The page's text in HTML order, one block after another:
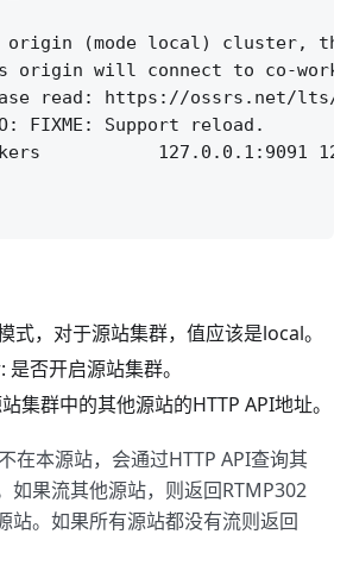
origin (mode local) cluster,
origin will connect to co-
read: https://ossrs.net/lts/
FIXME: Support reload.
127.0.0.1:9091
式，对于源站集群，值应该是local。
否开启源站集群。
集群中的其他源站的HTTP API地址。
在本源站，会通过HTTP API查询其
如果流其他源站，则返回RTMP302
站。如果所有源站都没有流则返回